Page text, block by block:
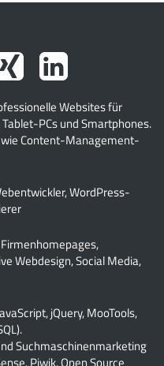
Websites für
PCs und Smartphones.
Content-Management-
WordPress-
Webdesign, Social Media,
jQuery, MooTools,
Suchmaschinenmarketing